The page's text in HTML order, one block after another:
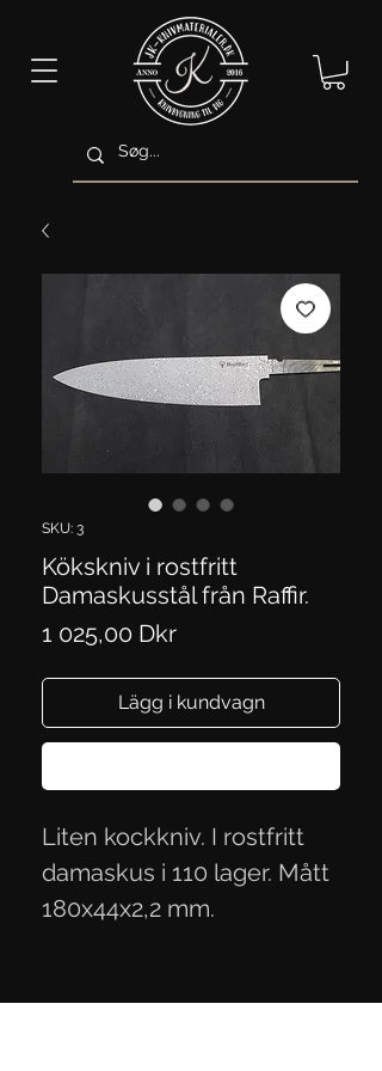
SKU: 3
Kökskniv i rostfritt
Damaskusstål från Raffir.
1 025,00 DkrPris
Lägg i kundvagn
Liten kockkniv. I rostfritt
damaskus i 110 lager. Mått
180x44x2,2 mm.